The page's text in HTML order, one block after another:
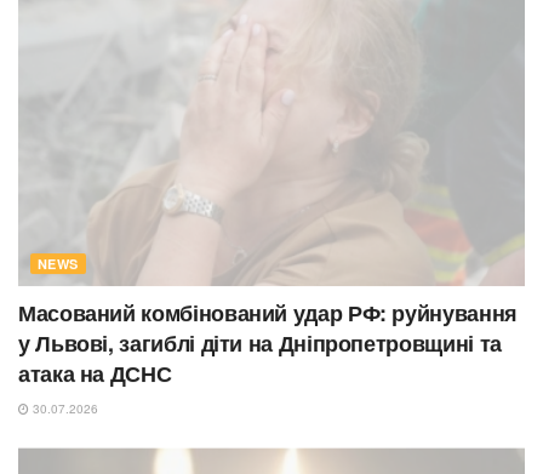
NEWS
Масований комбінований удар РФ: руйнування
у Львові, загиблі діти на Дніпропетровщині та
атака на ДСНС
30.07.2026